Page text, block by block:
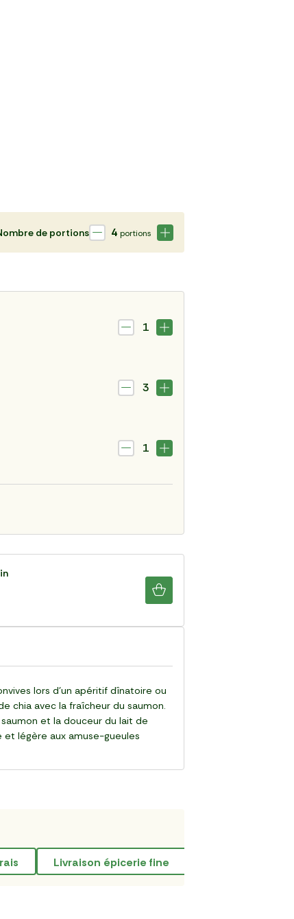
de portions 4 portions
1
3
1
lors d'un apéritif dînatoire ou
chia avec la fraîcheur du saumon.
et la douceur du lait de
légère aux amuse-gueules
livraison épicerie fine